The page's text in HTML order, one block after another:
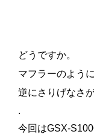
どうですか。
マフラーのよう
逆にさりげなさ
.
今回はGSX-